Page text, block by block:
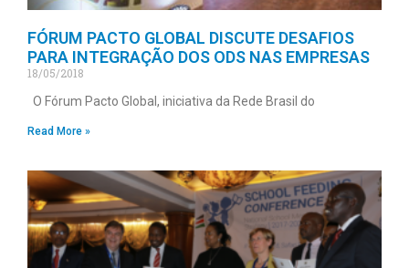
FÓRUM PACTO GLOBAL DISCUTE DESAFIOS
PARA INTEGRAÇÃO DOS ODS NAS EMPRESAS
18/05/2018
O Fórum Pacto Global, iniciativa da Rede Brasil do
Read More »